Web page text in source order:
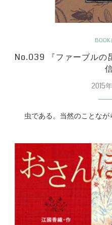
No.039 『ファーブルの
2015
虫である。当然のことなが